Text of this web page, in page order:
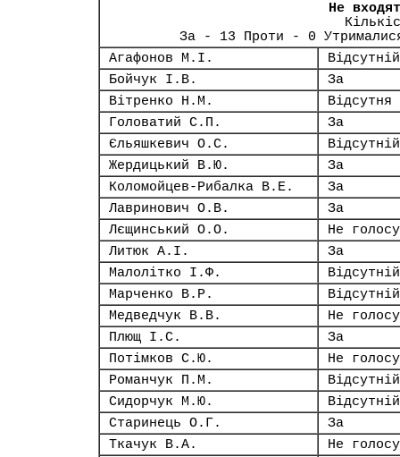
Не
За - 13 Проти - 0
Агафонов М.І.
Відсутній
Бойчук І.В.
За
Вітренко Н.М.
Відсутня
Головатий С.П.
За
Єльяшкевич О.С.
Відсутній
Жердицький В.Ю.
За
Коломойцев-Рибалка В.Е.
За
Лавринович О.В.
За
Лєщинський О.О.
Не
Литюк А.І.
За
Малолітко І.Ф.
Відсутній
Марченко В.Р.
Відсутній
Медведчук В.В.
Не
Плющ І.С.
За
Потімков С.Ю.
Не
Романчук П.М.
Відсутній
Сидорчук М.Ю.
Відсутній
Старинець О.Г.
За
Ткачук В.А.
Не